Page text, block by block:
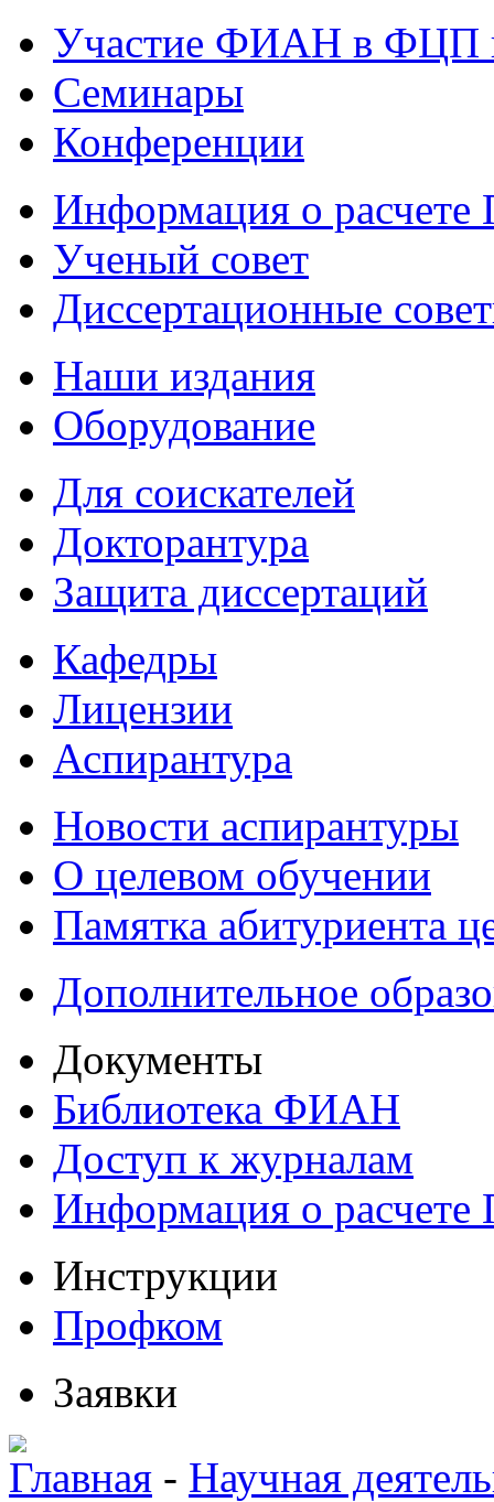
Участие ФИАН в ФЦП
Семинары
Конференции
Информация о
Ученый совет
Диссертационные
Наши издания
Оборудование
Для соискателей
Докторантура
Защита диссертаций
Кафедры
Лицензии
Аспирантура
Новости аспирантуры
О целевом обучении
Памятка абитуриента
Дополнительное
Документы
Библиотека ФИАН
Доступ к журналам
Информация о
Инструкции
Профком
Заявки
Главная - Научная